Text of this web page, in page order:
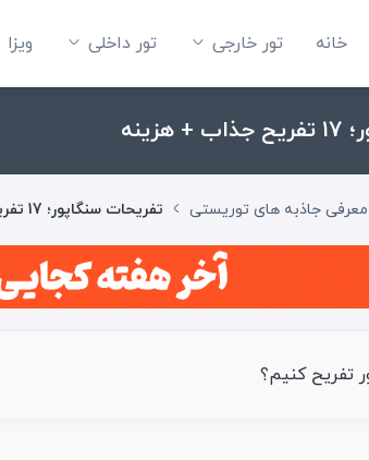
خانه تور خارجی تور داخلی ویزا
معرفی جاذبه های توریستی تفریحات سنگاپور؛ 17 تفریح جذاب + هزینه
تفریح کنیم؟